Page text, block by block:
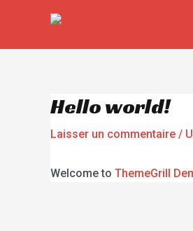
Hello world!
Laisser un commentaire /
Welcome to ThemeGrill